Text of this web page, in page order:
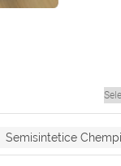
Semisintetice